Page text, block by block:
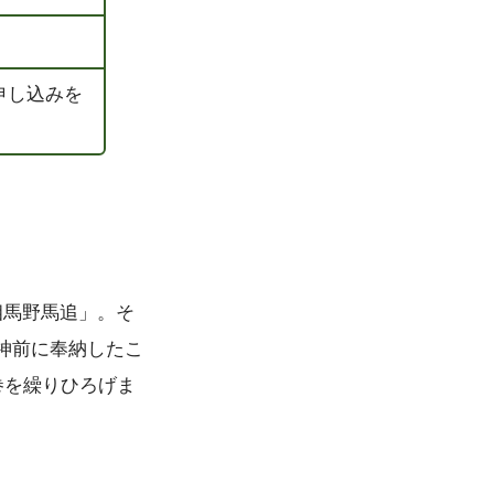
込みを
野馬追」。そ
前に奉納したこ
繰りひろげま